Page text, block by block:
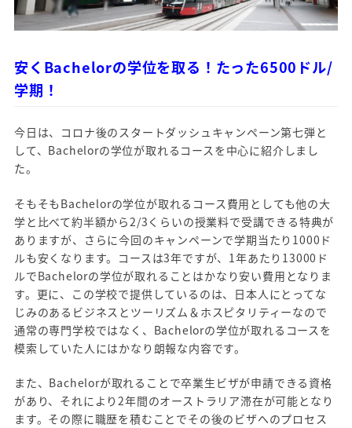
安くBachelorの学位を取る！たった6500ドル/
学期！
今日は、コロナ後のスタートダッシュキャンペーン第七弾と
して、Bachelorの学位が取れるコースを中心に紹介しまし
た。
そもそもBachelorの学位が取れるコース費用としても他の大
学と比べて約半額から2/3くらいの授業料で受講できる特典が
ありますが、さらに今回のキャンペーンで学期当たり1000ド
ルも安くなります。コースは3年ですが、1年あたり13000ド
ルでBachelorの学位が取れることはかなり安い費用となりま
す。更に、この学校で提供しているのは、日本人にとってな
じみのあるビジネスとツーリズム＆ホスピタリティーなので
通常の専門学校ではなく、Bachelorの学位が取れるコースを
模索していた人にはかなり朗報な内容です。
また、Bachelorが取れることで卒業生ビザが申請できる資格
があり、それにより2年間のオーストラリア滞在が可能となり
ます。その際に職歴を積むことでその後のビザへのプロセス